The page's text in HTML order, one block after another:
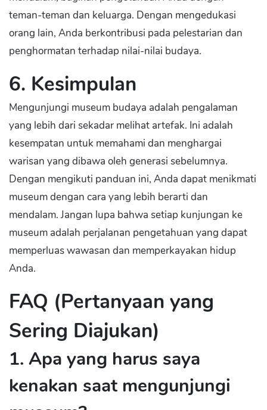
teman-teman dan keluarga. Dengan mengedukasi
orang lain, Anda berkontribusi pada pelestarian dan
penghormatan terhadap nilai-nilai budaya.
6. Kesimpulan
Mengunjungi museum budaya adalah pengalaman
yang lebih dari sekadar melihat artefak. Ini adalah
kesempatan untuk memahami dan menghargai
warisan yang dibawa oleh generasi sebelumnya.
Dengan mengikuti panduan ini, Anda dapat menikmati
museum dengan cara yang lebih berarti dan
mendalam. Jangan lupa bahwa setiap kunjungan ke
museum adalah perjalanan pengetahuan yang dapat
memperluas wawasan dan memperkayakan hidup
Anda.
FAQ (Pertanyaan yang
Sering Diajukan)
1. Apa yang harus saya
kenakan saat mengunjungi